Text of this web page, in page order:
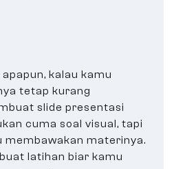
kalau kamu
tetap kurang
slide presentasi
cuma soal visual, tapi
membawakan materinya.
latihan biar kamu